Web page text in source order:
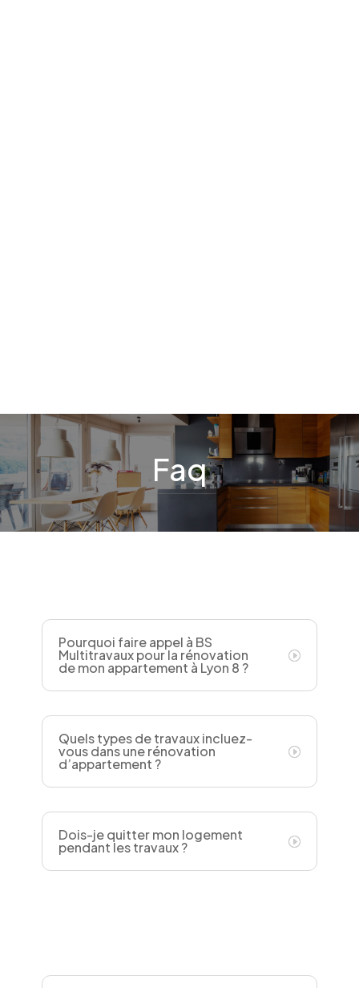
Faq
Pourquoi faire appel à BS
Multitravaux pour la rénovation
de mon appartement à Lyon 8 ?
Quels types de travaux incluez-
vous dans une rénovation
d’appartement ?
Dois-je quitter mon logement
pendant les travaux ?